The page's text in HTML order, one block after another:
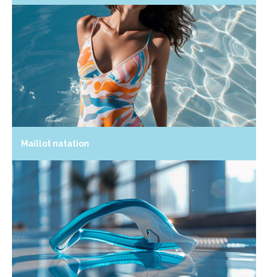
Maillot natation